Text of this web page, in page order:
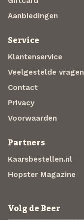
Aanbiedingen
Service
Klantenservice
Veelgestelde vragen
Contact
Privacy
Voorwaarden
Partners
Kaarsbestellen.nl
Hopster Magazine
Volg de Beer